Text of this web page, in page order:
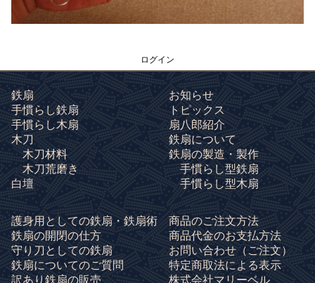
ログイン
鉄扇
手慣らし鉄扇
手慣らし木扇
木刀
木刀材料
木刀荒磨き
白壇
お知らせ
トピックス
扇八郎紹介
鉄扇について
鉄扇の製造・製作
手慣らし型鉄扇
手慣らし型木扇
護身用としての鉄扇・鉄扇術
鉄扇の開閉の仕方
守り刀としての鉄扇
鉄扇についてのご質問
訳あり鉄扇の販売
商品のご注文方法
商品代金のお支払方法
お問い合わせ （ご注文）
特定商取法による表示
株式会社マリーベル